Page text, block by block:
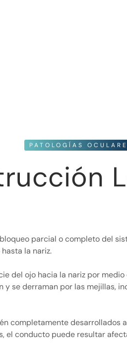
PATOLOGÍAS
parcial o completo del
la nariz.
del ojo hacia la nariz por
se derraman por las mejillas,
completamente desarrollados
el conducto puede resultar